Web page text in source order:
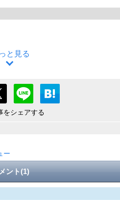
と見る
をシェアする
ー
ント(1)